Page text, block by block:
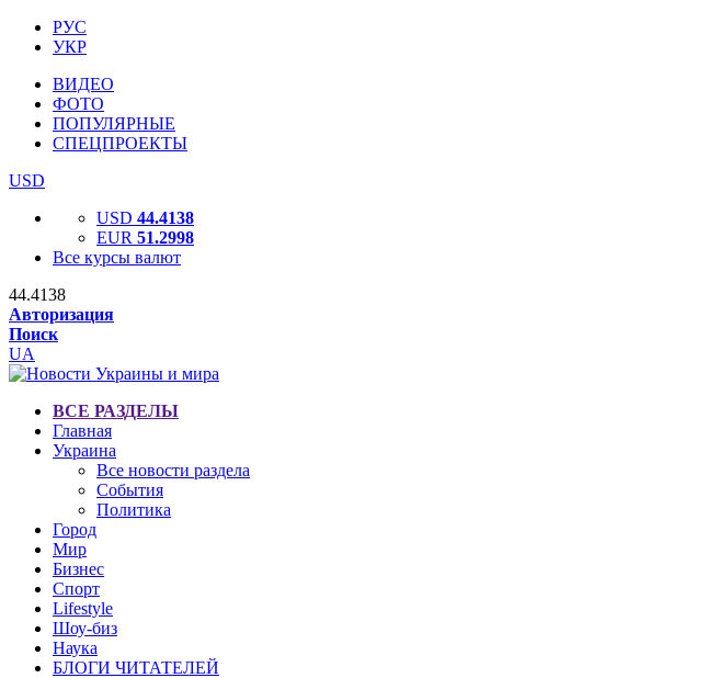
РУС
УКР
ВИДЕО
ФОТО
ПОПУЛЯРНЫЕ
СПЕЦПРОЕКТЫ
USD
USD 44.4138
EUR 51.2998
Все курсы валют
44.4138
Авторизация
Поиск
UA
ВСЕ РАЗДЕЛЫ
Главная
Украина
Все новости раздела
События
Политика
Город
Мир
Бизнес
Спорт
Lifestyle
Шоу-биз
Наука
БЛОГИ ЧИТАТЕЛЕЙ